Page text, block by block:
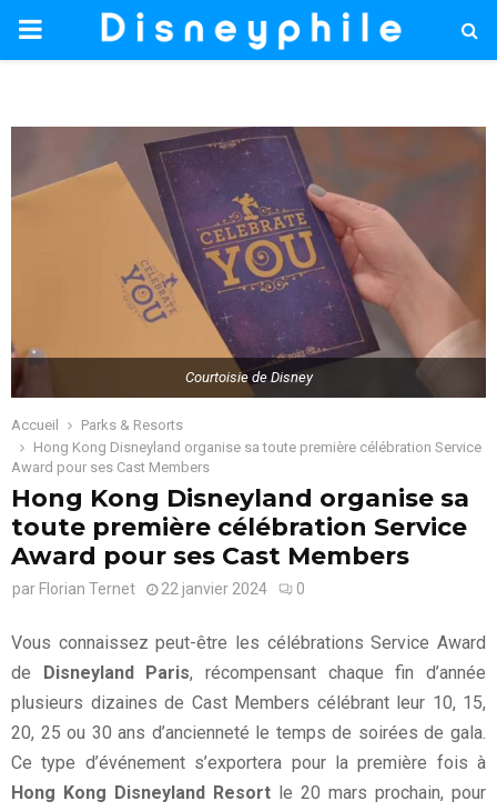
PRIMARY
Courtoisie de Disney
Accueil
Parks & Resorts
Hong Kong Disneyland organise sa toute première célébration Service
Award pour ses Cast Members
Hong Kong Disneyland organise sa
toute première célébration Service
Award pour ses Cast Members
par Florian Ternet 22 janvier 2024 0
Vous connaissez peut-être les célébrations Service Award
de
Disneyland Paris, récompensant chaque fin d’année
plusieurs dizaines de Cast Members célébrant leur 10, 15,
20, 25 ou 30 ans d’ancienneté le temps de soirées de gala.
Ce type d’événement s’exportera pour la première fois à
Hong Kong Disneyland Resort le 20 mars prochain, pour